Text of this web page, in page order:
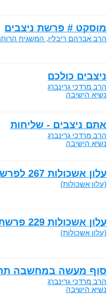
מוסקט # פרשת ניצבים
הרב אברהם ריבלין, המשגיח
ניצבים כולכם
הרב מרדכי גרינברג
נשיא הישיבה
אתם ניצבים - שליחות
הרב מרדכי גרינברג
נשיא הישיבה
עלון אשכולות 267 לפרשת ניצבים וילך תשעג
(עלון אשכולות)
עלון אשכולות 229 פרשת ניצבים תשעב
(עלון אשכולות)
סוף מעשה במחשבה
הרב מרדכי גרינברג
נשיא הישיבה